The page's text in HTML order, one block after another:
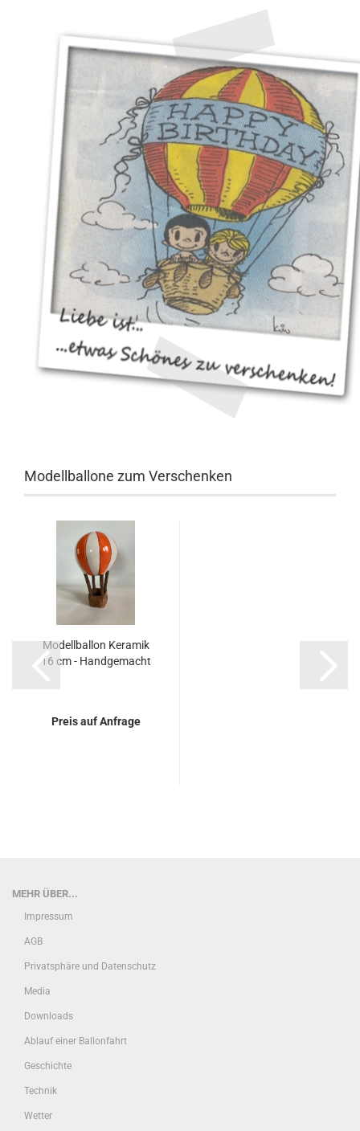
Modellballone zum Verschenken
Modellballon Keramik
16 cm - Handgemacht
Preis auf Anfrage
MEHR ÜBER...
Impressum
AGB
Privatsphäre und Datenschutz
Media
Downloads
Ablauf einer Ballonfahrt
Geschichte
Technik
Wetter